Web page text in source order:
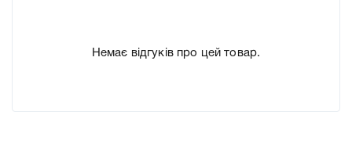
3210D для принтера 2035, 2045, 3035, 3045 Gestetner 3532,
Немає відгуків про цей товар.